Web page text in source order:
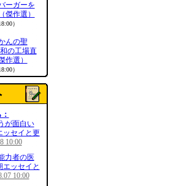
ーガーを
傑作選）
）
んの聖
の工場直
作選）
）
が面白い
ッセイと更
10:00
力者の医
エッセイと
10:00